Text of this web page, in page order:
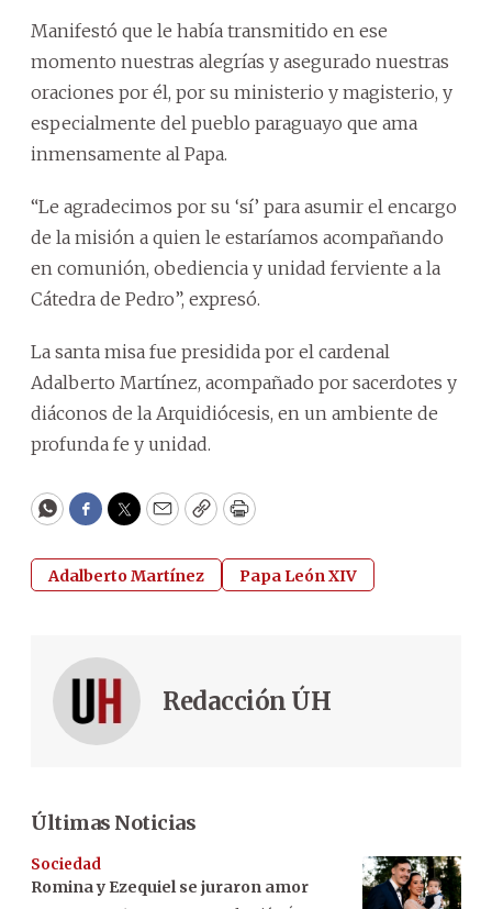
Manifestó que le había transmitido en ese
momento nuestras alegrías y asegurado nuestras
oraciones por él, por su ministerio y magisterio, y
especialmente del pueblo paraguayo que ama
inmensamente al Papa.
“Le agradecimos por su ‘sí’ para asumir el encargo
de la misión a quien le estaríamos acompañando
en comunión, obediencia y unidad ferviente a la
Cátedra de Pedro”, expresó.
La santa misa fue presidida por el cardenal
Adalberto Martínez, acompañado por sacerdotes y
diáconos de la Arquidiócesis, en un ambiente de
profunda fe y unidad.
WhatsApp
Facebook
Twitter
EmailCopyPrint
Adalberto Martínez Papa León XIV
Redacción ÚH
Últimas Noticias
Sociedad
Romina y Ezequiel se juraron amor